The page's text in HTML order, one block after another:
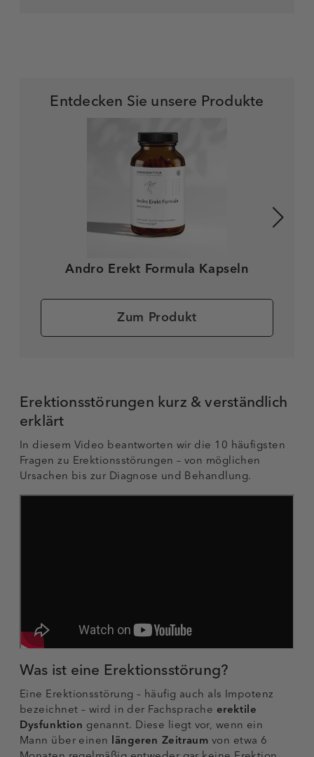
Entdecken Sie unsere Produkte
Andro Erekt Formula Kapseln
Zum Produkt
Erektionsstörungen kurz & verständlich
erklärt
In diesem Video beantworten wir die 10 häufigsten
Fragen zu Erektionsstörungen – von möglichen
Ursachen bis zur Diagnose und Behandlung.
Was ist eine Erektionsstörung?
Eine Erektionsstörung – häufig auch als Impotenz
bezeichnet – wird in der Fachsprache erektile
Dysfunktion genannt. Diese liegt vor, wenn ein
Mann über einen längeren Zeitraumvon etwa 6